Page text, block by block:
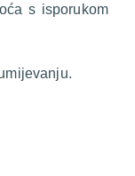
s isporukom